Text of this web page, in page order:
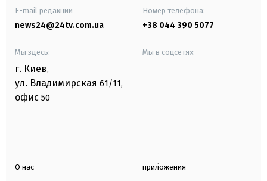
E-mail редакции
news24@24tv.com.ua
Номер телефона:
+38 044 390 5077
Мы здесь:
г. Киев,
ул. Владимирская 61/11,
офис 50
Мы в соцсетях:
О нас приложения